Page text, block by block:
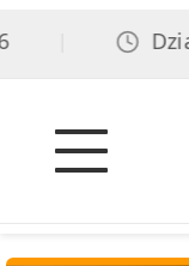
| Dział